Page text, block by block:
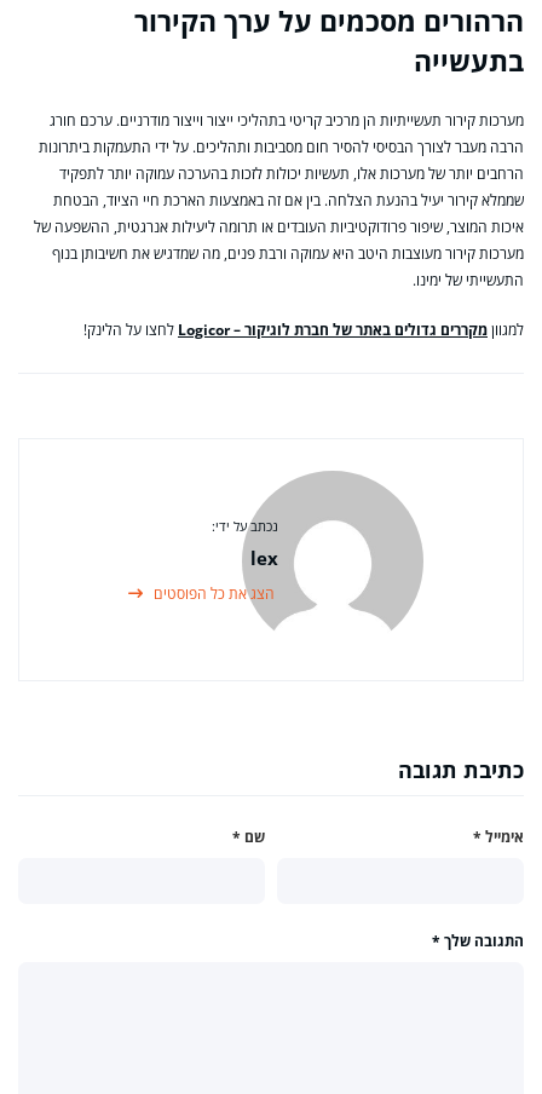
הרהורים מסכמים על ערך הקירור
בתעשייה
מערכות קירור תעשייתיות הן מרכיב קריטי בתהליכי ייצור וייצור מודרניים. ערכם חורג
הרבה מעבר לצורך הבסיסי להסיר חום מסביבות ותהליכים. על ידי התעמקות ביתרונות
הרחבים יותר של מערכות אלו, תעשיות יכולות לזכות בהערכה עמוקה יותר לתפקיד
שממלא קירור יעיל בהנעת הצלחה. בין אם זה באמצעות הארכת חיי הציוד, הבטחת
איכות המוצר, שיפור פרודוקטיביות העובדים או תרומה ליעילות אנרגטית, ההשפעה של
מערכות קירור מעוצבות היטב היא עמוקה ורבת פנים, מה שמדגיש את חשיבותן בנוף
התעשייתי של ימינו.
למגווןמקררים גדולים באתר של חברת לוגיקור – Logicor לחצו על הלינק!
נכתב על ידי:
lex
הצג את כל הפוסטים
כתיבת תגובה
שם * אימייל *
התגובה שלך *